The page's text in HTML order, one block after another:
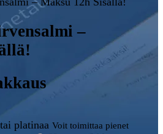
–
platinaa Voit toimittaa pienet